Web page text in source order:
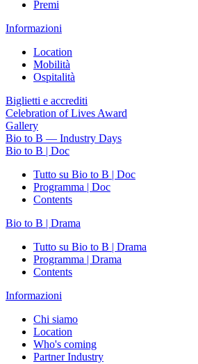
Premi
Informazioni
Location
Mobilità
Ospitalità
Biglietti e accrediti
Celebration of Lives Award
Gallery
Bio to B — Industry Days
Bio to B | Doc
Tutto su Bio to B | Doc
Programma | Doc
Contents
Bio to B | Drama
Tutto su Bio to B | Drama
Programma | Drama
Contents
Informazioni
Chi siamo
Location
Who's coming
Partner Industry